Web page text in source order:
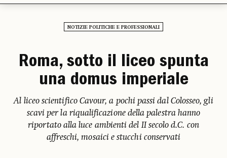
NOTIZIE POLITICHE E PROFESSIONALI
Roma, sotto il liceo spunta
una domus imperiale
Al liceo scientifico Cavour, a pochi passi dal Colosseo, gli
scavi per la riqualificazione della palestra hanno
riportato alla luce ambienti del II secolo d.C. con
affreschi, mosaici e stucchi conservati